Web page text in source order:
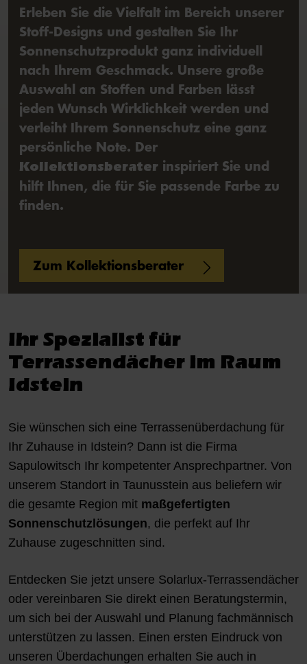
Erleben Sie die Vielfalt im Bereich unserer
Stoff-Designs und gestalten Sie Ihr
Sonnenschutzprodukt ganz individuell
nach Ihrem Geschmack. Unsere große
Auswahl an Stoffen und Farben lässt
jeden Wunsch Wirklichkeit werden und
verleiht Ihrem Sonnenschutz eine ganz
persönliche Note. Der
Kollektionsberater inspiriert Sie und
hilft Ihnen, die für Sie passende Farbe zu
finden.
Zum Kollektionsberater
Ihr Spezialist für
Terrassendächer im Raum
Idstein
Sie wünschen sich eine Terrassenüberdachung für
Ihr Zuhause in Idstein? Dann ist die Firma
Sapulowitsch Ihr kompetenter Ansprechpartner. Von
unserem Standort in Taunusstein aus beliefern wir
die gesamte Region mit maßgefertigten
Sonnenschutzlösungen, die perfekt auf Ihr
Zuhause zugeschnitten sind.
Entdecken Sie jetzt unsere Solarlux-Terrassendächer
oder vereinbaren Sie direkt einen Beratungstermin,
um sich bei der Auswahl und Planung fachmännisch
unterstützen zu lassen. Einen ersten Eindruck von
unseren Überdachungen erhalten Sie auch in